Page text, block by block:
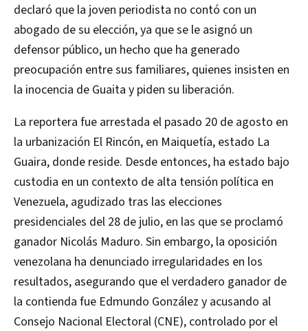
declaró que la joven periodista no contó con un
abogado de su elección, ya que se le asignó un
defensor público, un hecho que ha generado
preocupación entre sus familiares, quienes insisten en
la inocencia de Guaita y piden su liberación.
La reportera fue arrestada el pasado 20 de agosto en
la urbanización El Rincón, en Maiquetía, estado La
Guaira, donde reside. Desde entonces, ha estado bajo
custodia en un contexto de alta tensión política en
Venezuela, agudizado tras las elecciones
presidenciales del 28 de julio, en las que se proclamó
ganador Nicolás Maduro. Sin embargo, la oposición
venezolana ha denunciado irregularidades en los
resultados, asegurando que el verdadero ganador de
la contienda fue Edmundo González y acusando al
Consejo Nacional Electoral (CNE), controlado por el